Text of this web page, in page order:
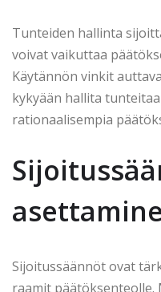
Tunteiden hallinta
voivat vaikuttaa
Käytännön vinkit
kykyään hallita
rationaalisempia
Sijoitussäännöt ovat
raamit